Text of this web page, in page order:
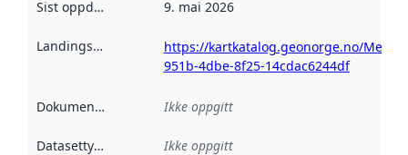
Sist oppdatert 9. mai 2026
Landingsside
https://kartkatalog.geonorge.no/
951b-4dbe-8f25-14cdac6244df
Dokumentasjon Ikke oppgitt
Datasettype Ikke oppgitt